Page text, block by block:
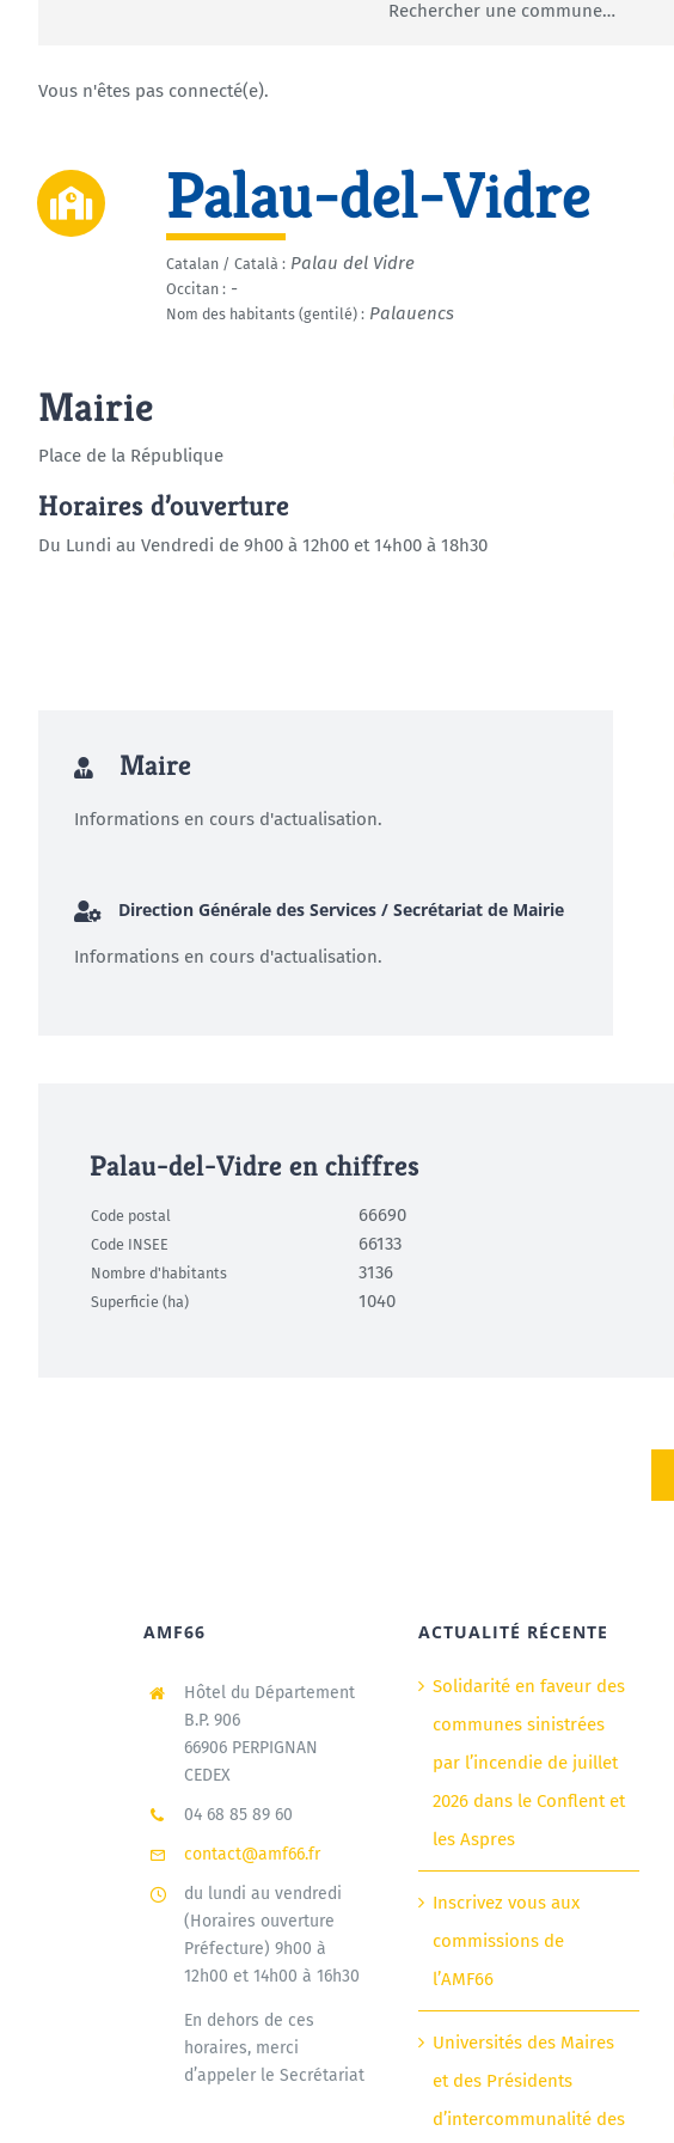
Rechercher une commune…
Vous n'êtes pas connecté(e).
Palau-del-Vidre
Catalan / Català : Palau del Vidre
Occitan : -
Nom des habitants (gentilé) : Palauencs
Mairie
Place de la République
Horaires d’ouverture
Du Lundi au Vendredi de 9h00 à 12h00 et 14h00 à 18h30
Maire
Informations en cours d'actualisation.
Direction Générale des Services / Secrétariat de Mairie
Informations en cours d'actualisation.
Palau-del-Vidre en chiffres
Code postal 66690
Code INSEE 66133
Nombre d'habitants 3136
Superficie (ha) 1040
AMF66
Hôtel du Département
B.P. 906
66906 PERPIGNAN
CEDEX
04 68 85 89 60
contact@amf66.fr
du lundi au vendredi
(Horaires ouverture
Préfecture) 9h00 à
12h00 et 14h00 à 16h30
En dehors de ces
horaires, merci
d’appeler le Secrétariat
ACTUALITÉ RÉCENTE
Solidarité en faveur des
communes sinistrées
par l’incendie de juillet
2026 dans le Conflent et
les Aspres
Inscrivez vous aux
commissions de
l’AMF66
Universités des Maires
et des Présidents
d’intercommunalité des